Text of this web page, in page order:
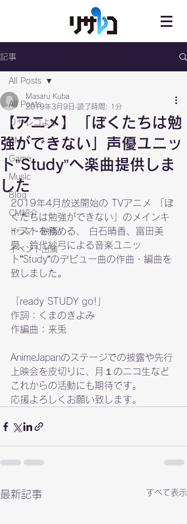
記事
All Posts
リサレコより
CM
Game
Music
Blog
CM紹介
ドラマ・映画
イベント出演
All Posts
【アニメ】「ぼくたちは勉
強ができない」声優ユニッ
ト”Study”へ楽曲提供しま
した
Masaru Kuba
2019年3月9日 読了時間: 1分
2019年4月放送開始の TVアニメ 「 ぼ
くたちは勉強ができない 」のメインキ
ャストを務める、 白石晴香、富田美
憂、鈴代紗弓による音楽ユニッ
ト”Study”のデビュー曲の作曲・編曲を
致しました。
「ready STUDY go!」
作詞：くまのきよみ
作編曲：来兎
AnimeJapanのステージでの披露や先行
上映会を皮切りに、月１のニコ生など
これからの活動にも期待です。
応援よろしくお願い致します。
最新記事 すべて表示